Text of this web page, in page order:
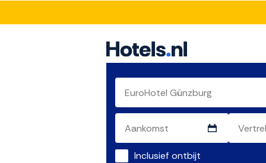
Inclusief ontbijt